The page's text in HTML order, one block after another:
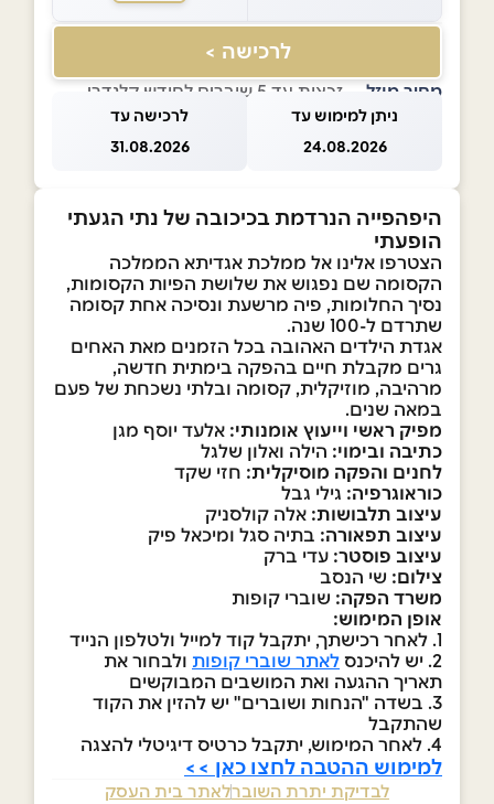
לרכישה >
מחיר מוזל — זכאות עד 5 שוברים לחודש קלנדרי
ניתן למימוש עד
24.08.2026
לרכישה עד
31.08.2026
היפהפייה הנרדמת בכיכובה של נתי הגעתי
הופעתי
הצטרפו אלינו אל ממלכת אגדיתא הממלכה
הקסומה שם נפגוש את שלושת הפיות הקסומות,
נסיך החלומות, פיה מרשעת ונסיכה אחת קסומה
שתרדם ל-100 שנה.
אגדת הילדים האהובה בכל הזמנים מאת האחים
גרים מקבלת חיים בהפקה בימתית חדשה,
מרהיבה, מוזיקלית, קסומה ובלתי נשכחת של פעם
במאה שנים.
מפיק ראשי וייעוץ אומנותי: אלעד יוסף מגן
כתיבה ובימוי: הילה ואלון שלגל
לחנים והפקה מוסיקלית: חזי שקד
כוראוגרפיה: גילי גבל
עיצוב תלבושות: אלה קולסניק
עיצוב תפאורה: בתיה סגל ומיכאל פיק
עיצוב פוסטר: עדי ברק
צילום: שי הנסב
משרד הפקה: שוברי קופות
אופן המימוש:
1. לאחר רכישתך, יתקבל קוד למייל ולטלפון הנייד
2. יש להיכנס
לאתר שוברי קופות ולבחור את
תאריך ההגעה ואת המושבים המבוקשים
3. בשדה "הנחות ושוברים" יש להזין את הקוד
שהתקבל
4. לאחר המימוש, יתקבל כרטיס דיגיטלי להצגה
למימוש ההטבה לחצו כאן >>
לבדיקת יתרת השוברלאתר בית העסק